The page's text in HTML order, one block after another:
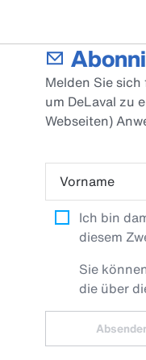
Melden Sie
um DeLaval zu
Webseiten)
Vorname
Ich bin
diesem
Sie
die über